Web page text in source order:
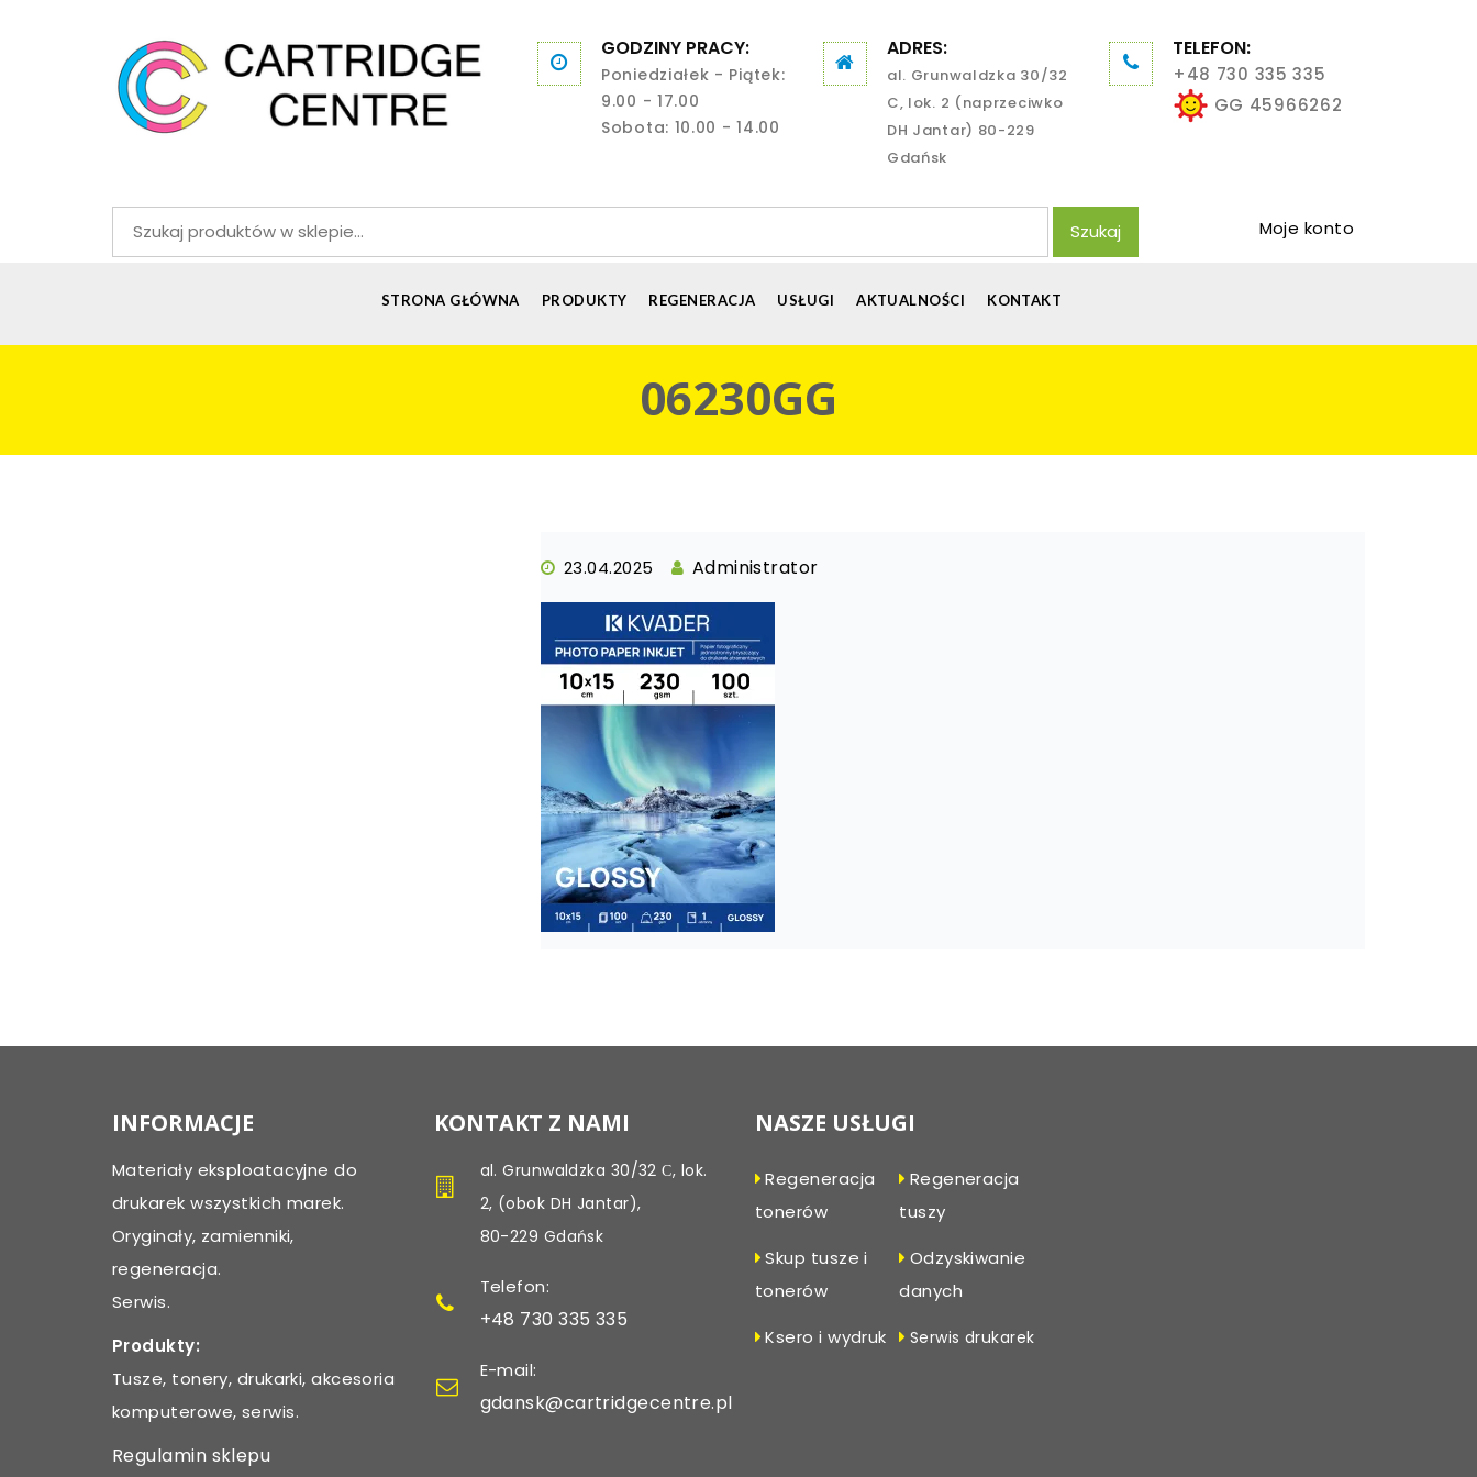
GODZINY PRACY:
Poniedziałek - Piątek:
9.00 - 17.00
Sobota: 10.00 - 14.00
ADRES:
al. Grunwaldzka 30/32
C, lok. 2 (naprzeciwko
DH Jantar) 80-229
Gdańsk
TELEFON:
+48 730 335 335
GG 45966262
Szukaj: Szukaj Moje konto
STRONA GŁÓWNA PRODUKTY REGENERACJA USŁUGI AKTUALNOŚCI KONTAKT
06230GG
23.04.2025 Administrator
navigation
INFORMACJE
Materiały eksploatacyjne do
drukarek wszystkich marek.
Oryginały, zamienniki,
regeneracja.
Serwis.
Produkty:
Tusze, tonery, drukarki, akcesoria
komputerowe, serwis.
Regulamin sklepu
KONTAKT Z NAMI
al. Grunwaldzka 30/32 С, lok.
2, (obok DH Jantar),
80-229 Gdańsk
Telefon:
+48 730 335 335
E-mail:
gdansk@cartridgecentre.pl
NASZE USŁUGI
Regeneracja
tonerów
Regeneracja
tuszy
Skup tusze i
tonerów
Odzyskiwanie
danych
Ksero i wydruk
Serwis drukarek